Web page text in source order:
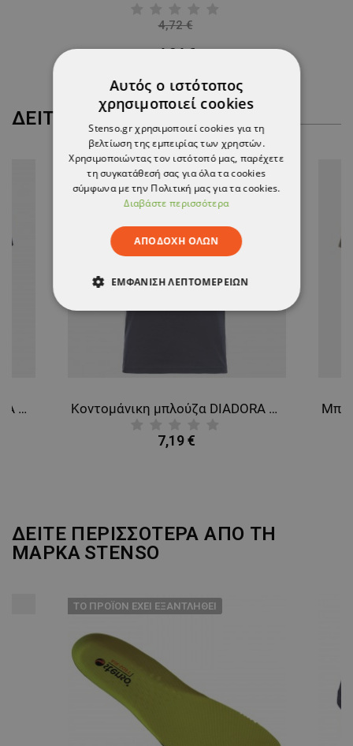
4,72 €
4,24 €
ΔΕΊΤΕ ΠΕΡΙΣΣΌΤΕΡΑ
Κοντομάνικη μπλούζα DIADORA SMART 2.0 NAVY
ΝΈΟ
Κοντομάνικη μπλούζα DIADORA SMART 2.0 STEEL GREY
7,19 €
ΔΕΙΤΕ ΠΕΡΙΣΣΟΤΕΡΑ ΑΠΟ ΤΗ
ΜΑΡΚΑ STENSO
ТΟ ΠΡΟΪΌΝ ΈΧΕΙ ΕΞΑΝΤΛΗΘΕΊ
Αυτός ο ιστότοπος
χρησιμοποιεί cookies
Stenso.gr χρησιμοποιεί cookies για τη
βελτίωση της εμπειρίας των χρηστών.
Χρησιμοποιώντας τον ιστότοπό μας, παρέχετε
τη συγκατάθεσή σας για όλα τα cookies
σύμφωνα με την Πολιτική μας για τα cookies.
Διαβάστε περισσότερα
ΑΠΟΔΟΧΉ ΌΛΩΝ
ΕΜΦΆΝΙΣΗ ΛΕΠΤΟΜΕΡΕΙΏΝ
ΑΠΟΛΎΤΩΣ ΑΠΑΡΑΊΤΗΤΑ
ΑΠΌΔΟΣΗΣ